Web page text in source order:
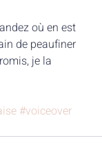
où en est
de peaufiner
je la
#voiceover